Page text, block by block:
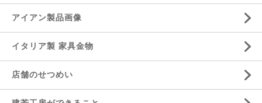
アイアン製品画像
イタリア製 家具金物
店舗のせつめい